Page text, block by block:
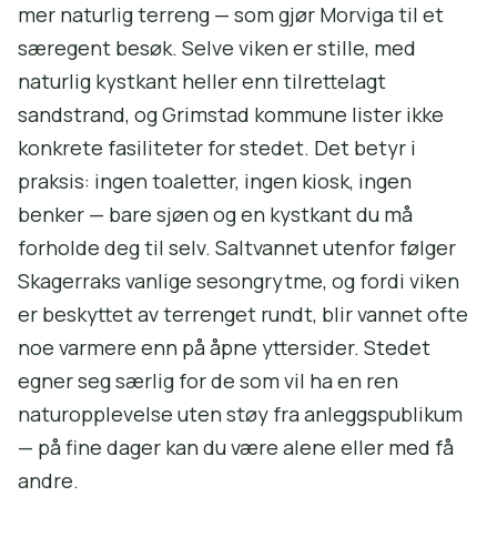
mer naturlig terreng — som gjør Morviga til et
særegent besøk. Selve viken er stille, med
naturlig kystkant heller enn tilrettelagt
sandstrand, og Grimstad kommune lister ikke
konkrete fasiliteter for stedet. Det betyr i
praksis: ingen toaletter, ingen kiosk, ingen
benker — bare sjøen og en kystkant du må
forholde deg til selv. Saltvannet utenfor følger
Skagerraks vanlige sesongrytme, og fordi viken
er beskyttet av terrenget rundt, blir vannet ofte
noe varmere enn på åpne yttersider. Stedet
egner seg særlig for de som vil ha en ren
naturopplevelse uten støy fra anleggspublikum
— på fine dager kan du være alene eller med få
andre.